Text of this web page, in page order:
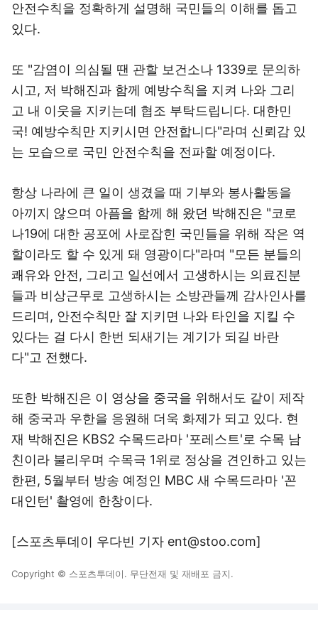
안전수칙을 정확하게 설명해 국민들의 이해를 돕고
있다.
또 "감염이 의심될 땐 관할 보건소나 1339로 문의하
시고, 저 박해진과 함께 예방수칙을 지켜 나와 그리
고 내 이웃을 지키는데 협조 부탁드립니다. 대한민
국! 예방수칙만 지키시면 안전합니다"라며 신뢰감 있
는 모습으로 국민 안전수칙을 전파할 예정이다.
항상 나라에 큰 일이 생겼을 때 기부와 봉사활동을
아끼지 않으며 아픔을 함께 해 왔던 박해진은 "코로
나19에 대한 공포에 사로잡힌 국민들을 위해 작은 역
할이라도 할 수 있게 돼 영광이다"라며 "모든 분들의
쾌유와 안전, 그리고 일선에서 고생하시는 의료진분
들과 비상근무로 고생하시는 소방관들께 감사인사를
드리며, 안전수칙만 잘 지키면 나와 타인을 지킬 수
있다는 걸 다시 한번 되새기는 계기가 되길 바란
다"고 전했다.
또한 박해진은 이 영상을 중국을 위해서도 같이 제작
해 중국과 우한을 응원해 더욱 화제가 되고 있다. 현
재 박해진은 KBS2 수목드라마 '포레스트'로 수목 남
친이라 불리우며 수목극 1위로 정상을 견인하고 있는
한편, 5월부터 방송 예정인 MBC 새 수목드라마 '꼰
대인턴' 촬영에 한창이다.
[스포츠투데이 우다빈 기자 ent@stoo.com]
Copyright © 스포츠투데이. 무단전재 및 재배포 금지.